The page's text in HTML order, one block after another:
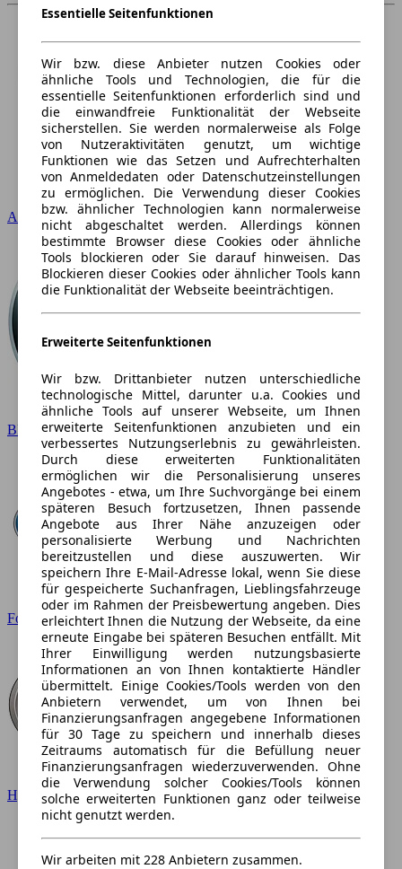
Audi
BMW
Ford
Hyundai
Essentielle Seitenfunktionen
Wir bzw. diese Anbieter nutzen Cookies oder
ähnliche Tools und Technologien, die für die
essentielle Seitenfunktionen erforderlich sind und
die einwandfreie Funktionalität der Webseite
sicherstellen. Sie werden normalerweise als Folge
von Nutzeraktivitäten genutzt, um wichtige
Funktionen wie das Setzen und Aufrechterhalten
von Anmeldedaten oder Datenschutzeinstellungen
zu ermöglichen. Die Verwendung dieser Cookies
bzw. ähnlicher Technologien kann normalerweise
nicht abgeschaltet werden. Allerdings können
bestimmte Browser diese Cookies oder ähnliche
Tools blockieren oder Sie darauf hinweisen. Das
Blockieren dieser Cookies oder ähnlicher Tools kann
die Funktionalität der Webseite beeinträchtigen.
Erweiterte Seitenfunktionen
Wir bzw. Drittanbieter nutzen unterschiedliche
technologische Mittel, darunter u.a. Cookies und
ähnliche Tools auf unserer Webseite, um Ihnen
erweiterte Seitenfunktionen anzubieten und ein
verbessertes Nutzungserlebnis zu gewährleisten.
Durch diese erweiterten Funktionalitäten
ermöglichen wir die Personalisierung unseres
Angebotes - etwa, um Ihre Suchvorgänge bei einem
späteren Besuch fortzusetzen, Ihnen passende
Angebote aus Ihrer Nähe anzuzeigen oder
personalisierte Werbung und Nachrichten
bereitzustellen und diese auszuwerten. Wir
speichern Ihre E-Mail-Adresse lokal, wenn Sie diese
für gespeicherte Suchanfragen, Lieblingsfahrzeuge
oder im Rahmen der Preisbewertung angeben. Dies
erleichtert Ihnen die Nutzung der Webseite, da eine
erneute Eingabe bei späteren Besuchen entfällt. Mit
Ihrer Einwilligung werden nutzungsbasierte
Informationen an von Ihnen kontaktierte Händler
übermittelt. Einige Cookies/Tools werden von den
Anbietern verwendet, um von Ihnen bei
Finanzierungsanfragen angegebene Informationen
für 30 Tage zu speichern und innerhalb dieses
Zeitraums automatisch für die Befüllung neuer
Finanzierungsanfragen wiederzuverwenden. Ohne
die Verwendung solcher Cookies/Tools können
solche erweiterten Funktionen ganz oder teilweise
nicht genutzt werden.
Wir arbeiten mit 228 Anbietern zusammen.